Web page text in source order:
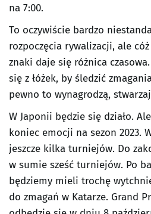
na 7:00.
To oczywiście bardzo
rozpoczęcia rywalizacji, ale
znaki daje się różnica
się z łóżek, by śledzić
pewno to wynagrodzą,
W Japonii będzie się działo.
koniec emocji na sezon 2023.
jeszcze kilka turniejów. Do
w sumie sześć turniejów. Po
będziemy mieli trochę
do zmagań w Katarze. Grand